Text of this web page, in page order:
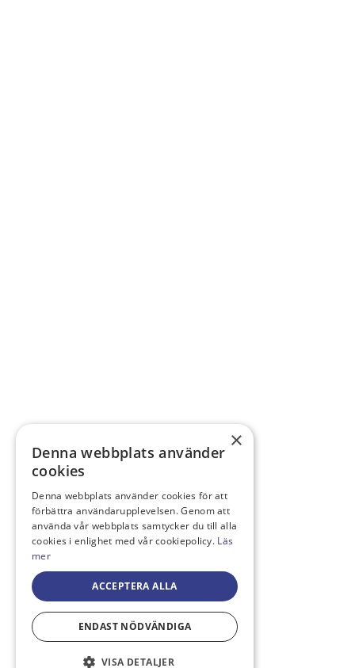
×
Denna webbplats använder
cookies
Denna webbplats använder cookies för att
förbättra användarupplevelsen. Genom att
använda vår webbplats samtycker du till alla
cookies i enlighet med vår cookiepolicy. Läs
mer
ACCEPTERA ALLA
ENDAST NÖDVÄNDIGA
VISA DETALJER